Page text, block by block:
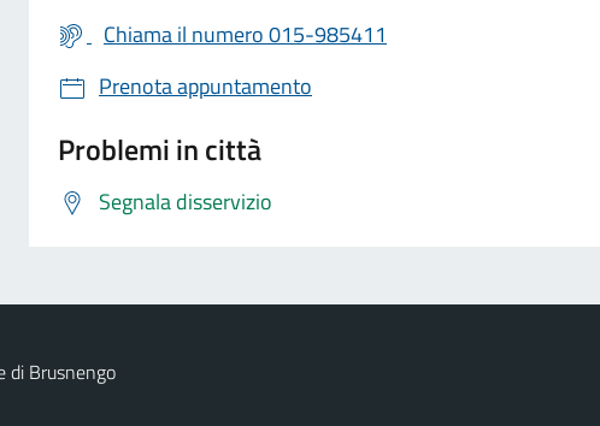
Chiama il numero 015-985411
Prenota appuntamento
Problemi in città
Segnala disservizio
di Brusnengo